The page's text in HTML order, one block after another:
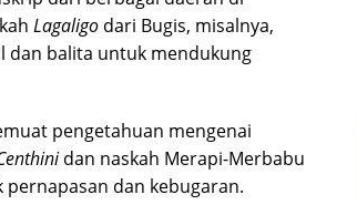
Lagaligo dari Bugis, misalnya,
dan balita untuk mendukung
pengetahuan mengenai
dan naskah Merapi-Merbabu
dan kebugaran.